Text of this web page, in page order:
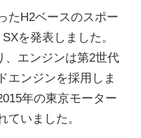
イ
ク
ニ
たH2ベースのスポー
を発表しました。
、エンジンは第2世代
エンジンを採用しま
年の東京モーター
ていました。